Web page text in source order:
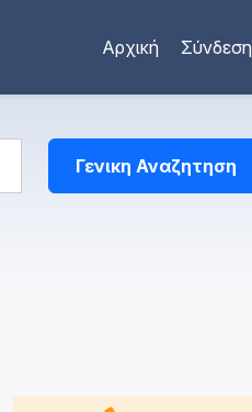
Αρχική Σύνδεση
Γενικη Αναζητηση